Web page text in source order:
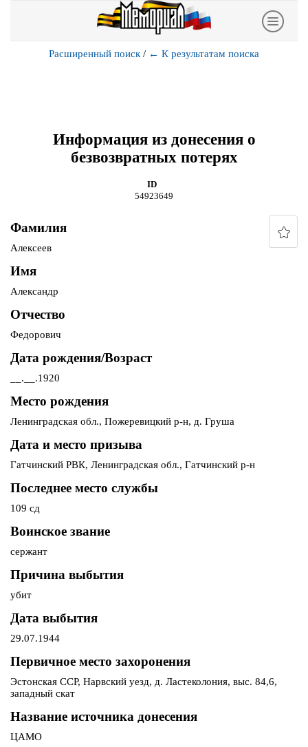
Расширенный поиск / ← К результатам поиска
Информация из донесения о
безвозвратных потерях
ID
54923649
Фамилия
Алексеев
Имя
Александр
Отчество
Федорович
Дата рождения/Возраст
__.__.1920
Место рождения
Ленинградская обл., Пожеревицкий р-н, д. Груша
Дата и место призыва
Гатчинский РВК, Ленинградская обл., Гатчинский р-н
Последнее место службы
109 сд
Воинское звание
сержант
Причина выбытия
убит
Дата выбытия
29.07.1944
Первичное место захоронения
Эстонская ССР, Нарвский уезд, д. Ластеколония, выс. 84,6,
западный скат
Название источника донесения
ЦАМО